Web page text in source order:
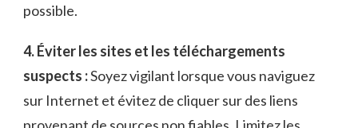
possible.
4. Éviter les ‍sites et ⁣les téléchargements
suspects :Soyez vigilant lorsque vous ⁤naviguez
sur Internet et évitez de cliquer sur‍ des liens